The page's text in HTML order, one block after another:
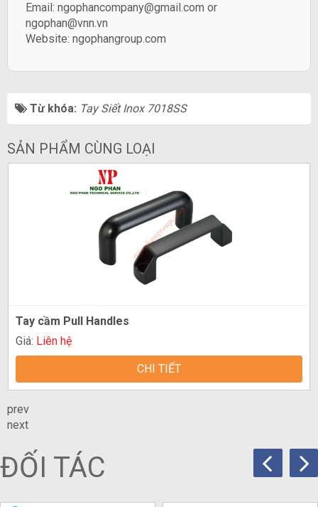
Email: ngophancompany@gmail.com or
ngophan@vnn.vn
Website: ngophangroup.com
Từ khóa: Tay Siết Inox 7018SS
SẢN PHẨM CÙNG LOẠI
Tay cầm Pull Handles
Giá: Liên hệ
CHI TIẾT
prev
next
ĐỐI TÁC